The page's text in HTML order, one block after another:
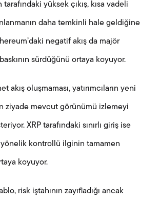
yüksek çıkış, kısa vadeli
daha temkinli hale geldiğine
negatif akış da majör
sürdüğünü ortaya koyuyor.
akış oluşmaması, yatırımcıların yeni
ziyade mevcut görünümü izlemeyi
XRP tarafındaki sınırlı giriş ise
kontrollü ilginin tamamen
koyuyor.
risk iştahının zayıfladığı ancak